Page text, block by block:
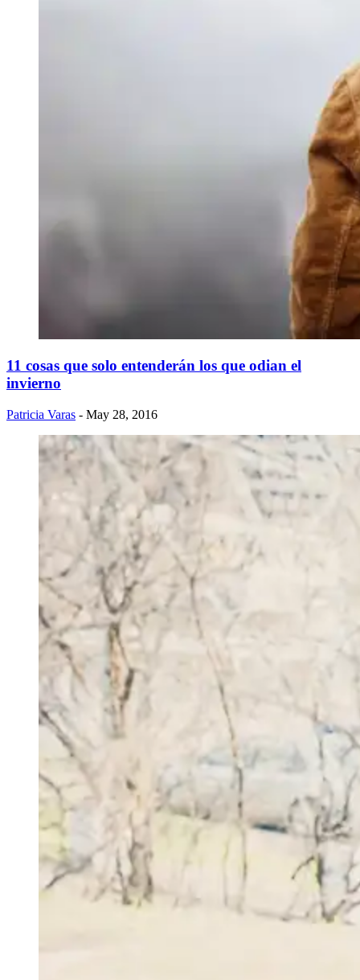
11 cosas que solo entenderán los que odian el
invierno
Patricia Varas - May 28, 2016